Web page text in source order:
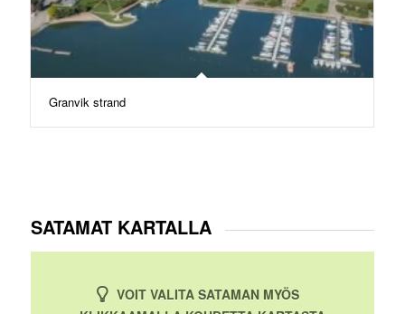
Granvik strand
SATAMAT KARTALLA
VOIT VALITA SATAMAN MYÖS